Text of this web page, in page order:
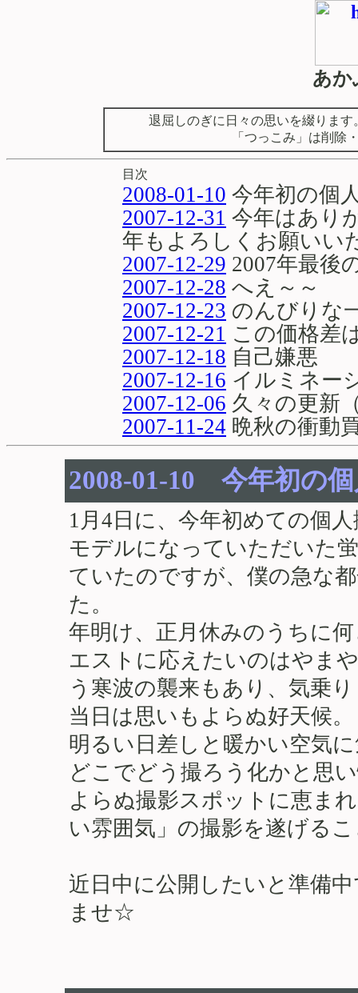
あか
退屈しのぎに日々の思いを綴りま
「つっこみ」は削除
目次
2008-01-10 今年初の個
2007-12-31 今年はあり
年もよろしくお願いい
2007-12-29 2007年最後
2007-12-28 へえ～～
2007-12-23 のんびりな
2007-12-21 この価格差
2007-12-18 自己嫌悪
2007-12-16 イルミネー
2007-12-06 久々の更新
2007-11-24 晩秋の衝動
2008-01-10 今年初の
1月4日に、今年初めての個
モデルになっていただいた
ていたのですが、僕の急な
た。
年明け、正月休みのうちに
エストに応えたいのはやま
う寒波の襲来もあり、気乗
当日は思いもよらぬ好天候。
明るい日差しと暖かい空気
どこでどう撮ろう化かと思
よらぬ撮影スポットに恵ま
い雰囲気」の撮影を遂げる
近日中に公開したいと準備
ませ☆